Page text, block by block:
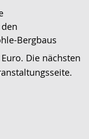
Bergbaus
Die nächsten